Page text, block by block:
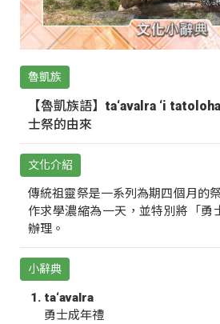
魯凱族
【魯凱族語】ta‘avalra ‘i
士祭的由來
文化介紹
傳統祖靈祭是一系列為期四個月的
作求學濃縮為一天，並特別將「勇
辦理。
小辭典
ta‘avalra
勇士成年禮